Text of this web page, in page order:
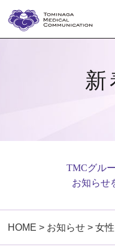
新
TMCグル
お知らせ
HOME > お知らせ >女